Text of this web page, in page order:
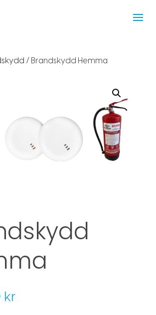
/ Brandskydd Hemma
kr